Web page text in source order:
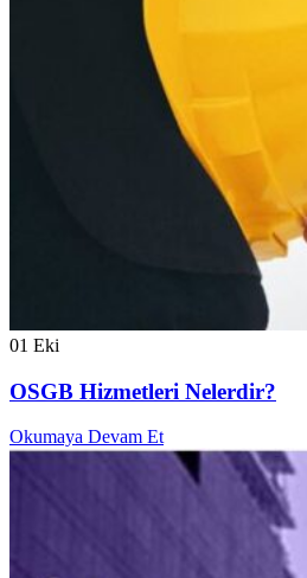
01 Eki
OSGB Hizmetleri Nelerdir?
Okumaya Devam Et